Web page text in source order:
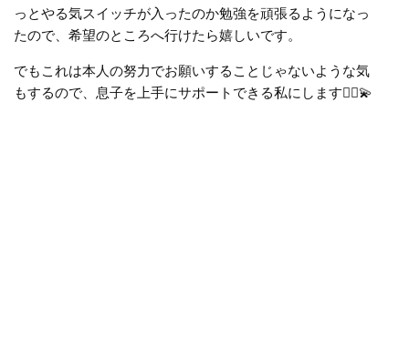
っとやる気スイッチが入ったのか勉強を頑張るようになっ
たので、希望のところへ行けたら嬉しいです。
でもこれは本人の努力でお願いすることじゃないような気
もするので、息子を上手にサポートできる私にします🧚‍♀️💫